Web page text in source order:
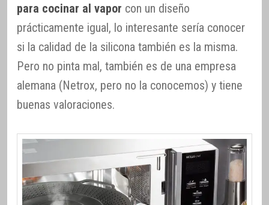
para cocinar al vapor con un diseño
prácticamente igual, lo interesante sería conocer
si la calidad de la silicona también es la misma.
Pero no pinta mal, también es de una empresa
alemana (Netrox, pero no la conocemos) y tiene
buenas valoraciones.